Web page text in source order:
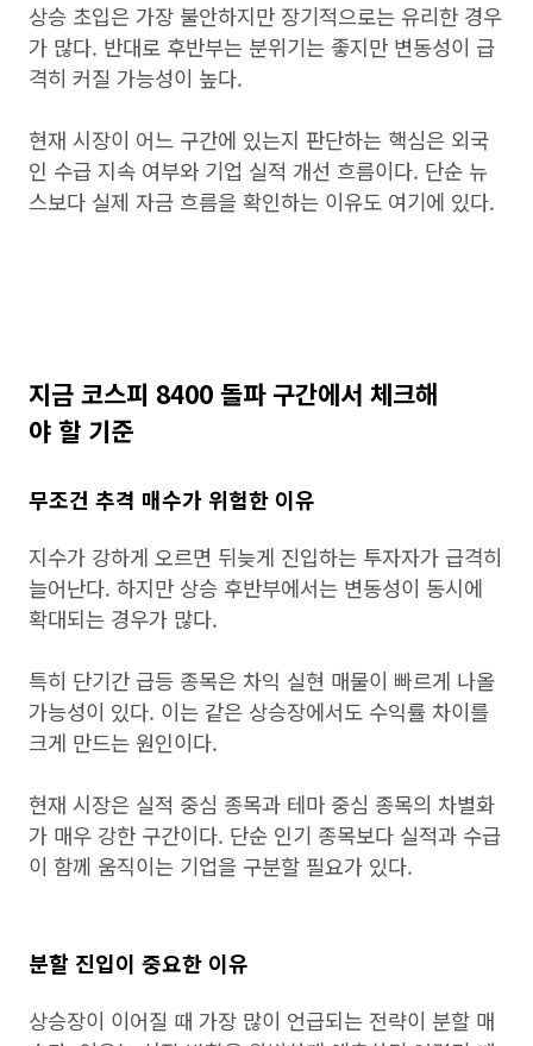
상승 초입은 가장 불안하지만 장기적으로는 유리한 경우
가 많다. 반대로 후반부는 분위기는 좋지만 변동성이 급
격히 커질 가능성이 높다.
현재 시장이 어느 구간에 있는지 판단하는 핵심은 외국
인 수급 지속 여부와 기업 실적 개선 흐름이다. 단순 뉴
스보다 실제 자금 흐름을 확인하는 이유도 여기에 있다.
지금 코스피 8400 돌파 구간에서 체크해
야 할 기준
무조건 추격 매수가 위험한 이유
지수가 강하게 오르면 뒤늦게 진입하는 투자자가 급격히
늘어난다. 하지만 상승 후반부에서는 변동성이 동시에
확대되는 경우가 많다.
특히 단기간 급등 종목은 차익 실현 매물이 빠르게 나올
가능성이 있다. 이는 같은 상승장에서도 수익률 차이를
크게 만드는 원인이다.
현재 시장은 실적 중심 종목과 테마 중심 종목의 차별화
가 매우 강한 구간이다. 단순 인기 종목보다 실적과 수급
이 함께 움직이는 기업을 구분할 필요가 있다.
분할 진입이 중요한 이유
상승장이 이어질 때 가장 많이 언급되는 전략이 분할 매